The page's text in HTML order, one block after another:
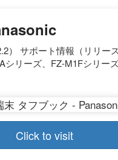
） サポート情報（リリー
リーズ、FZ-M1Fシリー
Click to visit